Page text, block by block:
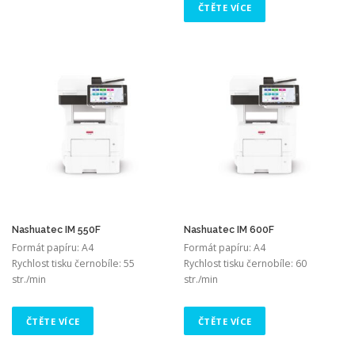
ČTĚTE VÍCE
Nashuatec IM 550F
Formát papíru: A4
Rychlost tisku černobíle: 55
str./min
ČTĚTE VÍCE
Nashuatec IM 600F
Formát papíru: A4
Rychlost tisku černobíle: 60
str./min
ČTĚTE VÍCE